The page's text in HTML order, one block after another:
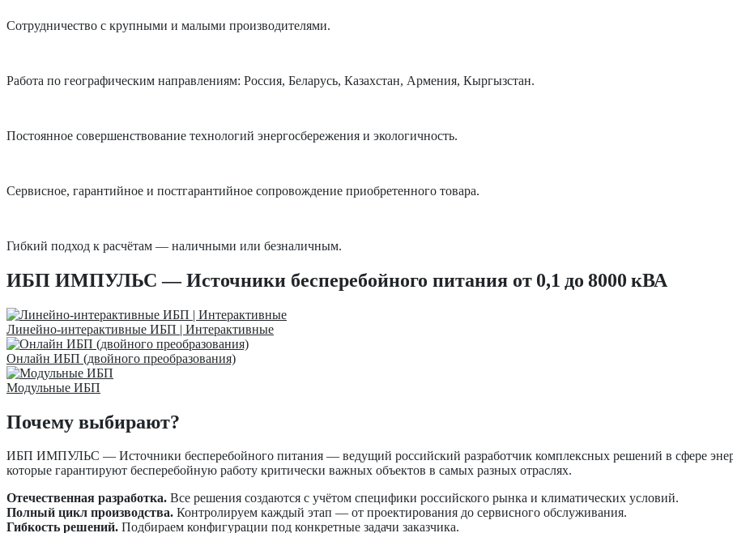
Сотрудничество с крупными и малыми производителями.
Работа по географическим направлениям: Россия, Беларусь, Казахстан, Армения, Кыргызстан.
Постоянное совершенствование технологий энергосбережения и экологичность.
Сервисное, гарантийное и постгарантийное сопровождение приобретенного товара.
Гибкий подход к расчётам — наличными или безналичным.
ИБП ИМПУЛЬС — Источники бесперебойного питания от 0,1 до 8000 кВА
Линейно-интерактивные ИБП | Интерактивные
Онлайн ИБП (двойного преобразования)
Модульные ИБП
Почему выбирают?
ИБП ИМПУЛЬС — Источники бесперебойного питания — ведущий российский разработчик комплексных решений в сфере
которые гарантируют бесперебойную работу критически важных объектов в самых разных отраслях.
Отечественная разработка. Все решения создаются с учётом специфики российского рынка и климатических условий.
Полный цикл производства. Контролируем каждый этап — от проектирования до сервисного обслуживания.
Гибкость решений. Подбираем конфигурации под конкретные задачи заказчика.